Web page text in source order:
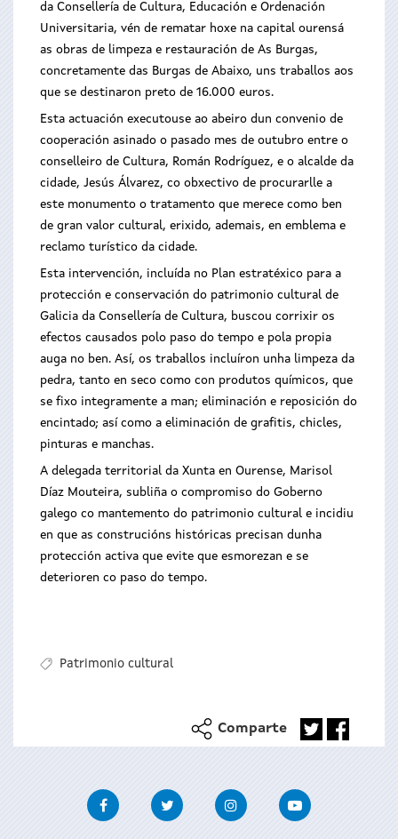
da Consellería de Cultura, Educación e Ordenación
Universitaria, vén de rematar hoxe na capital ourensá
as obras de limpeza e restauración de As Burgas,
concretamente das Burgas de Abaixo, uns traballos aos
que se destinaron preto de 16.000 euros.
Esta actuación executouse ao abeiro dun convenio de
cooperación asinado o pasado mes de outubro entre o
conselleiro de Cultura, Román Rodríguez, e o alcalde da
cidade, Jesús Álvarez, co obxectivo de procurarlle a
este monumento o tratamento que merece como ben
de gran valor cultural, erixido, ademais, en emblema e
reclamo turístico da cidade.
Esta intervención, incluída no Plan estratéxico para a
protección e conservación do patrimonio cultural de
Galicia da Consellería de Cultura, buscou corrixir os
efectos causados polo paso do tempo e pola propia
auga no ben. Así, os traballos incluíron unha limpeza da
pedra, tanto en seco como con produtos químicos, que
se fixo integramente a man; eliminación e reposición do
encintado; así como a eliminación de grafitis, chicles,
pinturas e manchas.
A delegada territorial da Xunta en Ourense, Marisol
Díaz Mouteira, subliña o compromiso do Goberno
galego co mantemento do patrimonio cultural e incidiu
en que as construcións históricas precisan dunha
protección activa que evite que esmorezan e se
deterioren co paso do tempo.
Patrimonio cultural
Comparte
FacebookTwitter InstagramYoutube